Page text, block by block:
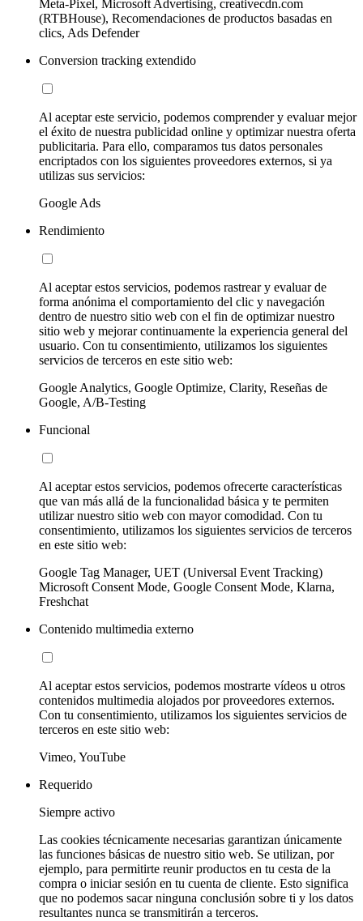
Meta-Pixel, Microsoft Advertising, creativecdn.com
(RTBHouse), Recomendaciones de productos basadas en
clics, Ads Defender
Conversion tracking extendido
Al aceptar este servicio, podemos comprender y evaluar mejor
el éxito de nuestra publicidad online y optimizar nuestra oferta
publicitaria. Para ello, comparamos tus datos personales
encriptados con los siguientes proveedores externos, si ya
utilizas sus servicios:
Google Ads
Rendimiento
Al aceptar estos servicios, podemos rastrear y evaluar de
forma anónima el comportamiento del clic y navegación
dentro de nuestro sitio web con el fin de optimizar nuestro
sitio web y mejorar continuamente la experiencia general del
usuario. Con tu consentimiento, utilizamos los siguientes
servicios de terceros en este sitio web:
Google Analytics, Google Optimize, Clarity, Reseñas de
Google, A/B-Testing
Funcional
Al aceptar estos servicios, podemos ofrecerte características
que van más allá de la funcionalidad básica y te permiten
utilizar nuestro sitio web con mayor comodidad. Con tu
consentimiento, utilizamos los siguientes servicios de terceros
en este sitio web:
Google Tag Manager, UET (Universal Event Tracking)
Microsoft Consent Mode, Google Consent Mode, Klarna,
Freshchat
Contenido multimedia externo
Al aceptar estos servicios, podemos mostrarte vídeos u otros
contenidos multimedia alojados por proveedores externos.
Con tu consentimiento, utilizamos los siguientes servicios de
terceros en este sitio web:
Vimeo, YouTube
Requerido
Siempre activo
Las cookies técnicamente necesarias garantizan únicamente
las funciones básicas de nuestro sitio web. Se utilizan, por
ejemplo, para permitirte reunir productos en tu cesta de la
compra o iniciar sesión en tu cuenta de cliente. Esto significa
que no podemos sacar ninguna conclusión sobre ti y los datos
resultantes nunca se transmitirán a terceros.